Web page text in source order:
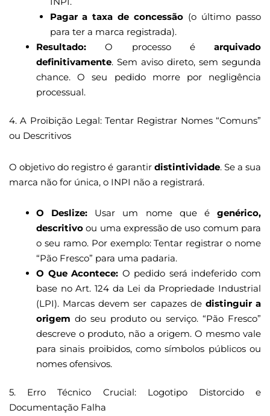
Pagar a taxa de concessão (o último passo
para ter a marca registrada).
Resultado: O processo é arquivado
definitivamente. Sem aviso direto, sem segunda
chance. O seu pedido morre por negligência
processual.
4. A Proibição Legal: Tentar Registrar Nomes “Comuns”
ou Descritivos
O objetivo do registro é garantir distintividade. Se a sua
marca não for única, o INPI não a registrará.
O Deslize: Usar um nome que égenérico,
descritivo ou uma expressão de uso comum para
o seu ramo. Por exemplo: Tentar registrar o nome
“Pão Fresco” para uma padaria.
O Que Acontece: O pedido será indeferido com
base no Art. 124 da Lei da Propriedade Industrial
(LPI). Marcas devem ser capazes de distinguir a
origem do seu produto ou serviço. “Pão Fresco”
descreve o produto, não a origem. O mesmo vale
para sinais proibidos, como símbolos públicos ou
nomes ofensivos.
5. Erro Técnico Crucial: Logotipo Distorcido e
Documentação Falha